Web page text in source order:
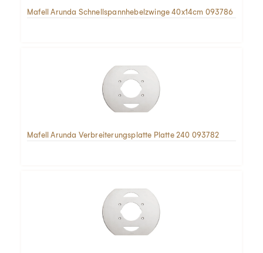
Mafell Arunda Schnellspannhebelzwinge 40x14cm 093786
Mafell Arunda Verbreiterungsplatte Platte 240 093782